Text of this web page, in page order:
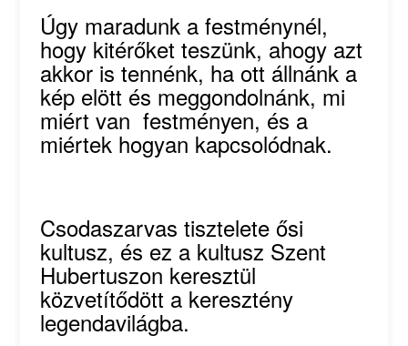
Úgy maradunk a festménynél,
hogy kitérőket teszünk, ahogy azt
akkor is tennénk, ha ott állnánk a
kép elött és meggondolnánk, mi
miért van festményen, és a
miértek hogyan kapcsolódnak.
Csodaszarvas tisztelete ősi
kultusz, és ez a kultusz Szent
Hubertuszon keresztül
közvetítődött a keresztény
legendavilágba.